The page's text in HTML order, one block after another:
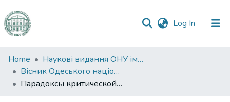
Log In (current)
Communities
&
Collections
Home
Наукові видання ОНУ імені І. І. Мечникова
Вісник Одеського національного університету. Філологія
Парадоксы критической рефлексии В. Розанова